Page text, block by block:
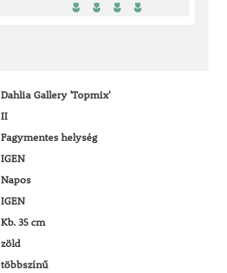
Dahlia Gallery 'Topmix'
II
Fagymentes helység
IGEN
Napos
IGEN
Kb. 35 cm
zöld
többszínű